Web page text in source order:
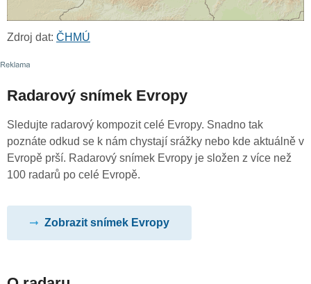
Zdroj dat: ČHMÚ
Radarový snímek Evropy
Sledujte radarový kompozit celé Evropy. Snadno tak
poznáte odkud se k nám chystají srážky nebo kde aktuálně v
Evropě prší. Radarový snímek Evropy je složen z více než
100 radarů po celé Evropě.
Zobrazit snímek Evropy